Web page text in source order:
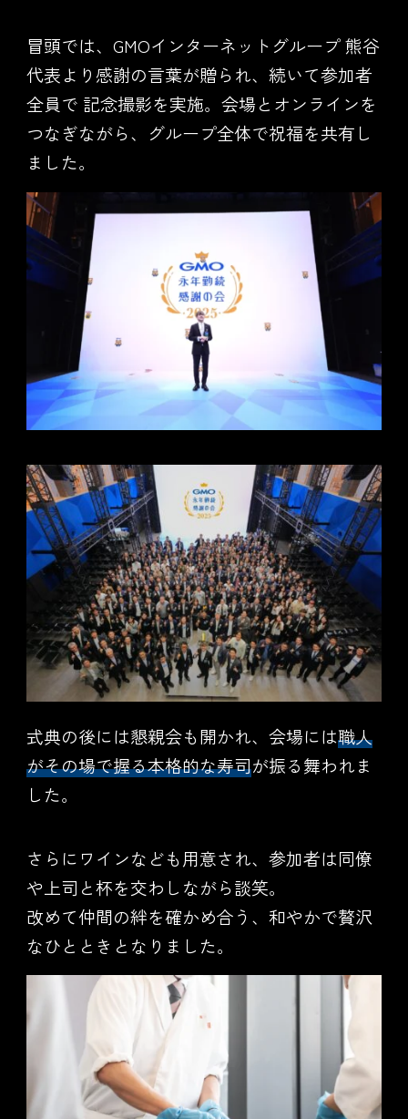
冒頭では、GMOインターネットグループ 熊谷
代表より感謝の言葉が贈られ、続いて参加者
全員で 記念撮影を実施。会場とオンラインを
つなぎながら、グループ全体で祝福を共有し
ました。
式典の後には懇親会も開かれ、会場には職人
がその場で握る本格的な寿司が振る舞われま
した。
さらにワインなども用意され、参加者は同僚
や上司と杯を交わしながら談笑。
改めて仲間の絆を確かめ合う、和やかで贅沢
なひとときとなりました。